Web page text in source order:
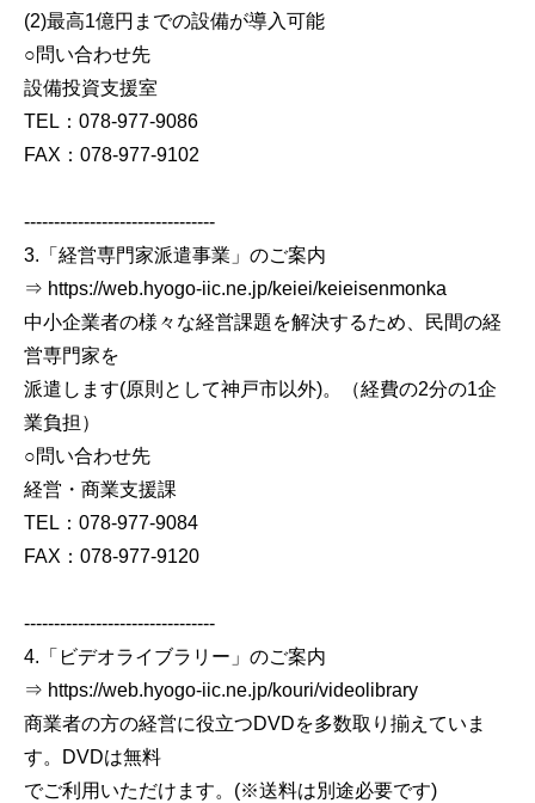
(2)最高1億円までの設備が導入可能
○問い合わせ先
設備投資支援室
TEL：078-977-9086
FAX：078-977-9102
--------------------------------
3.「経営専門家派遣事業」のご案内
⇒ https://web.hyogo-iic.ne.jp/keiei/keieisenmonka
中小企業者の様々な経営課題を解決するため、民間の経
営専門家を
派遣します(原則として神戸市以外)。（経費の2分の1企
業負担）
○問い合わせ先
経営・商業支援課
TEL：078-977-9084
FAX：078-977-9120
--------------------------------
4.「ビデオライブラリー」のご案内
⇒ https://web.hyogo-iic.ne.jp/kouri/videolibrary
商業者の方の経営に役立つDVDを多数取り揃えていま
す。DVDは無料
でご利用いただけます。(※送料は別途必要です)